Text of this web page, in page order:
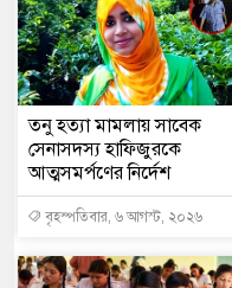
তনু হত্যা মামলায় সাবেক
সেনাসদস্য হাফিজুরকে
আত্মসমর্পণের নির্দেশ
বৃহস্পতিবার, ৬ আগস্ট, ২০২৬